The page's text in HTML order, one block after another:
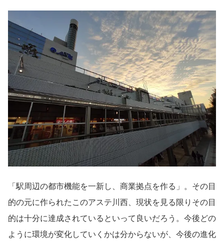
「駅周辺の都市機能を一新し、商業拠点を作る」。その目
的の元に作られたこのアステ川西、現状を見る限りその目
的は十分に達成されているといって良いだろう。今後どの
ように環境が変化していくかは分からないが、今後の進化